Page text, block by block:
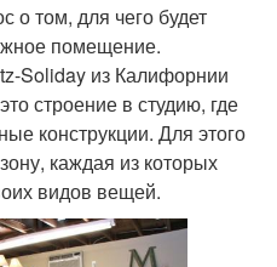
о том, для чего будет
помещение.
Soliday из Калифорнии
строение в студию, где
конструкции. Для этого
каждая из которых
видов вещей.